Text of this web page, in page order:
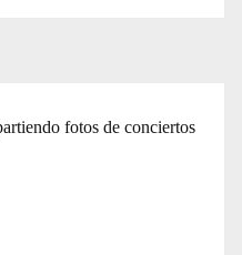
fotos de conciertos